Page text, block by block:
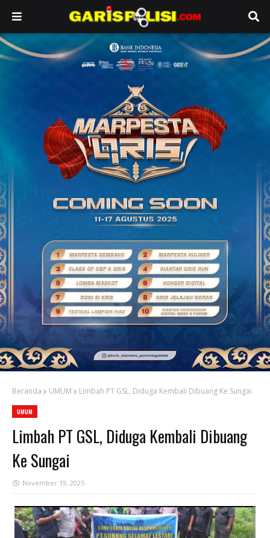
Beranda UMUM Limbah PT GSL, Diduga Kembali Dibuang Ke Sungai
UMUM
Limbah PT GSL, Diduga Kembali Dibuang
Ke Sungai
November 19, 2025